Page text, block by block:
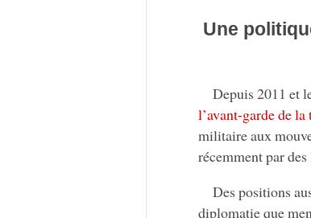
Une
Depuis 2011 et
l’avant-garde de
militaire aux
récemment par
Des positions
diplomatie que